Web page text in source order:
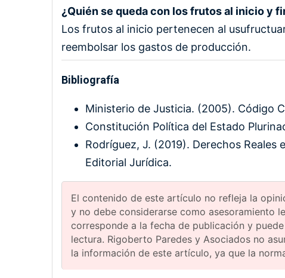
¿Quién se queda con los frutos al inicio y
Los frutos al inicio pertenecen al
reembolsar los gastos de producción.
Bibliografía
Ministerio de Justicia. (2005). Código
Constitución Política del Estado
Rodríguez, J. (2019). Derechos Reales
Editorial Jurídica.
El contenido de este artículo no refleja la
y no debe considerarse como asesoramiento
corresponde a la fecha de publicación y
lectura. Rigoberto Paredes y Asociados no
la información de este artículo, ya que la